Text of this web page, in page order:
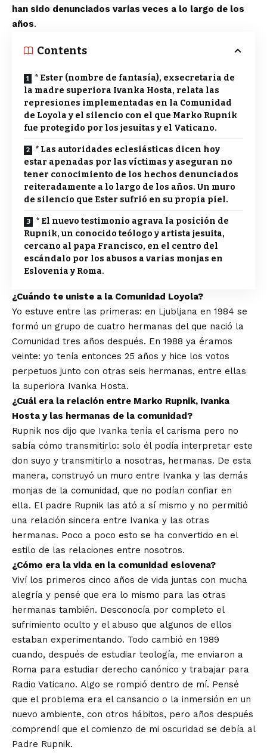
han sido denunciados varias veces a lo largo de los
años.
Contents
* Ester (nombre de fantasía), exsecretaria de
la madre superiora Ivanka Hosta, relata las
represiones implementadas en la Comunidad
de Loyola y el silencio con el que Marko Rupnik
fue protegido por los jesuitas y el Vaticano.
* Las autoridades eclesiásticas dicen hoy
estar apenadas por las víctimas y aseguran no
tener conocimiento de los hechos denunciados
reiteradamente a lo largo de los años. Un muro
de silencio que Ester sufrió en su propia piel.
* El nuevo testimonio agrava la posición de
Rupnik, un conocido teólogo y artista jesuita,
cercano al papa Francisco, en el centro del
escándalo por los abusos a varias monjas en
Eslovenia y Roma.
¿Cuándo te uniste a la Comunidad Loyola?
Yo estuve entre las primeras: en Ljubljana en 1984 se
formó un grupo de cuatro hermanas del que nació la
Comunidad tres años después. En 1988 ya éramos
veinte: yo tenía entonces 25 años y hice los votos
perpetuos junto con otras seis hermanas, entre ellas
la superiora Ivanka Hosta.
¿Cuál era la relación entre Marko Rupnik, Ivanka
Hosta y las hermanas de la comunidad?
Rupnik nos dijo que Ivanka tenía el carisma pero no
sabía cómo transmitirlo: solo él podía interpretar este
don suyo y transmitirlo a nosotras, hermanas. De esta
manera, construyó un muro entre Ivanka y las demás
monjas de la comunidad, que no podían confiar en
ella. El padre Rupnik las ató a sí mismo y no permitió
una relación sincera entre Ivanka y las otras
hermanas. Poco a poco esto se ha convertido en el
estilo de las relaciones entre nosotros.
¿Cómo era la vida en la comunidad eslovena?
Viví los primeros cinco años de vida juntas con mucha
alegría y pensé que era lo mismo para las otras
hermanas también. Desconocía por completo el
sufrimiento oculto y el abuso que algunos de ellos
estaban experimentando. Todo cambió en 1989
cuando, después de estudiar teología, me enviaron a
Roma para estudiar derecho canónico y trabajar para
Radio Vaticano. Algo se rompió dentro de mí. Pensé
que el problema era el cansancio o la inmersión en un
nuevo ambiente, con otros hábitos, pero años después
comprendí que el comienzo de mi oscuridad se debía al
Padre Rupnik.